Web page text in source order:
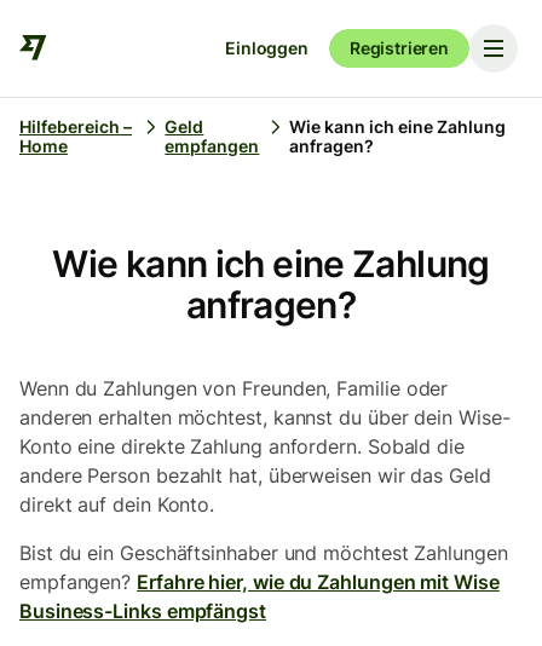
Einloggen Registrieren
Hilfebereich –
Home
Geld
empfangen
Wie kann ich eine Zahlung
anfragen?
Wie kann ich eine Zahlung
anfragen?
Wenn du Zahlungen von Freunden, Familie oder
anderen erhalten möchtest, kannst du über dein Wise-
Konto eine direkte Zahlung anfordern. Sobald die
andere Person bezahlt hat, überweisen wir das Geld
direkt auf dein Konto.
Bist du ein Geschäftsinhaber und möchtest Zahlungen
empfangen? Erfahre hier, wie du Zahlungen mit Wise
Business-Links empfängst